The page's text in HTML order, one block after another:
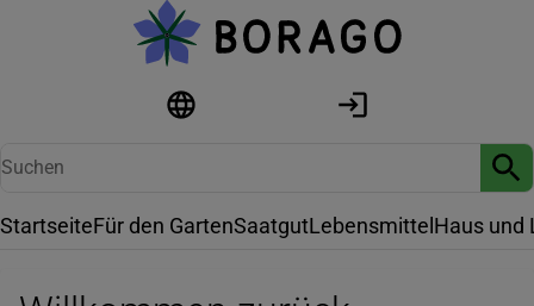
StartseiteFür den GartenSaatgutLebensmittel Haus und